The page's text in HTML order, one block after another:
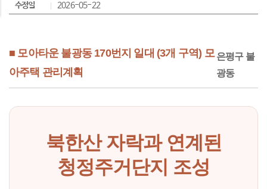
수정일
2026-05-22
■ 모아타운 불광동 170번지 일대 (3개 구역) 모
아주택 관리계획
은평구 불
광동
북한산 자락과 연계된
청정주거단지 조성